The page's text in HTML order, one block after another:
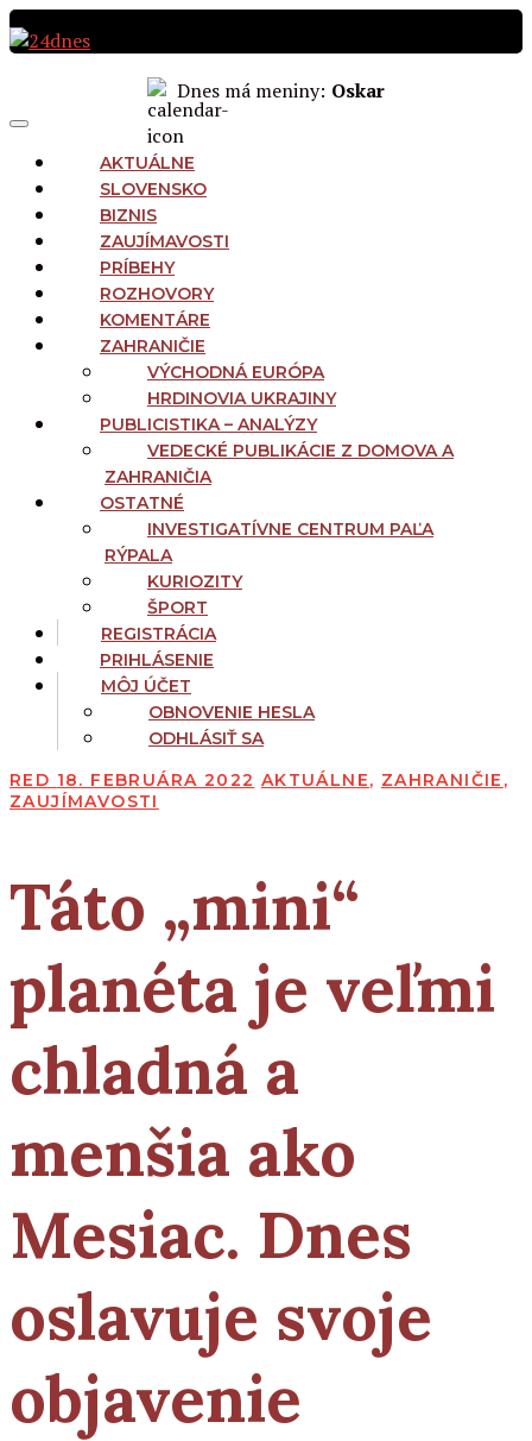
Preskočiť
na
Dnes má meniny: Oskar
Menu
AKTUÁLNE
SLOVENSKO
BIZNIS
ZAUJÍMAVOSTI
PRÍBEHY
ROZHOVORY
KOMENTÁRE
ZAHRANIČIE
VÝCHODNÁ EURÓPA
HRDINOVIA UKRAJINY
PUBLICISTIKA – ANALÝZY
VEDECKÉ PUBLIKÁCIE Z DOMOVA A
ZAHRANIČIA
OSTATNÉ
INVESTIGATÍVNE CENTRUM PAĽA
RÝPALA
KURIOZITY
ŠPORT
REGISTRÁCIA
PRIHLÁSENIE
MÔJ ÚČET
OBNOVENIE HESLA
ODHLÁSIŤ SA
RED 18. FEBRUÁRA 2022 AKTUÁLNE, ZAHRANIČIE ,
ZAUJÍMAVOSTI
Táto „mini“
planéta je veľmi
chladná a
menšia ako
Mesiac. Dnes
oslavuje svoje
objavenie